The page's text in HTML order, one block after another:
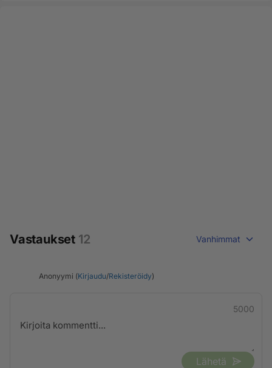
Vastaukset 12 Vanhimmat
Anonyymi (Kirjaudu/Rekisteröidy)
5000
Lähetä